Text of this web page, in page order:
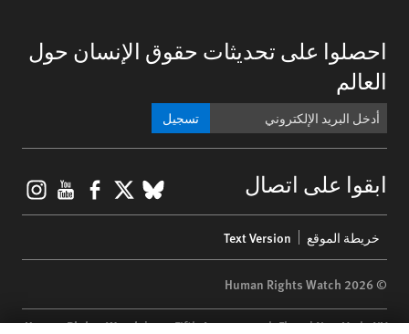
احصلوا على تحديثات حقوق الإنسان حول
العالم
تسجيل
ابقوا على اتصال BlueSky
X
menu
خريطة الموقع Text Version
© 2026 Human Rights Watch
Human Rights Watch| 350 Fifth Avenue, 34th Floor | New York,NY